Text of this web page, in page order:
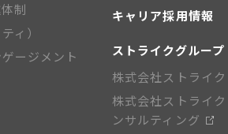
制
ィ）
ージメント
キャリア採用情報
ストライクグループ
株式会社ストライク
株式会社ストライ
ンサルティング